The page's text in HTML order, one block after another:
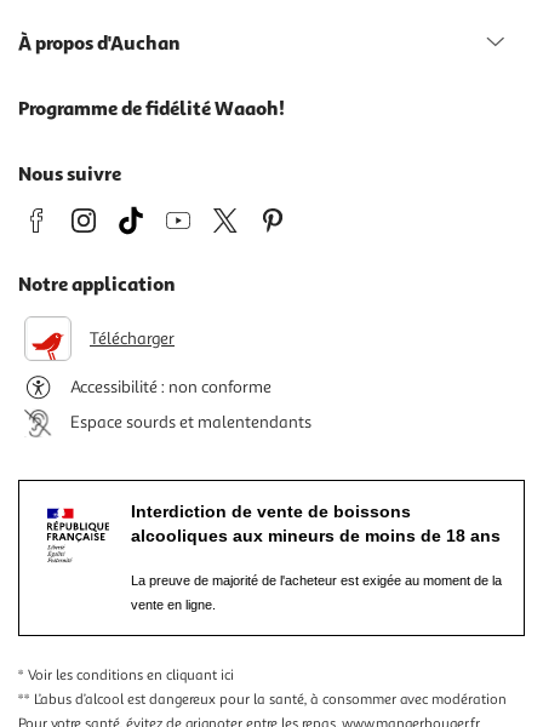
À propos d'Auchan
Programme de fidélité Waaoh!
Nous suivre
Notre application
Télécharger
Accessibilité : non conforme
Espace sourds et malentendants
Interdiction de vente de boissons
alcooliques aux mineurs de moins de 18 ans
La preuve de majorité de l'acheteur est exigée au moment de la
vente en ligne.
* Voir les conditions en cliquant ici
** L’abus d’alcool est dangereux pour la santé, à consommer avec modération